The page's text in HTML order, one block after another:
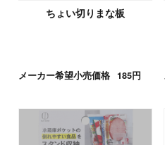
ちょい切りまな板
メーカー希望小売価格 185円